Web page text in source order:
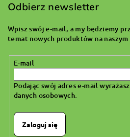
Odbierz newsletter
Wpisz swój e-mail, a my będziemy
temat nowych produktów na naszym
E-mail
Podając swój adres e-mail
danych osobowych.
Zaloguj się